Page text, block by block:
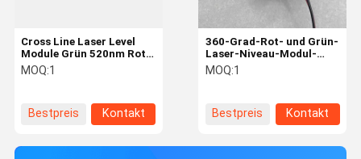
Cross Line Laser Level
Module Grün 520nm Rot
650nm Horizontale &
Vertikale Linie Laser
MOQ:1
Bestpreis Kontakt
360-Grad-Rot- und Grün-
Laser-Niveau-Modul-
Laser-
Rundstrahlmessdetektor-
MOQ:1
Bestpreis Kontakt